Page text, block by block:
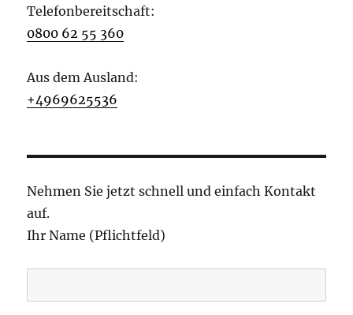
Telefonbereitschaft:
0800 62 55 360
Aus dem Ausland:
+4969625536
Nehmen Sie jetzt schnell und einfach Kontakt
auf.
Ihr Name (Pflichtfeld)